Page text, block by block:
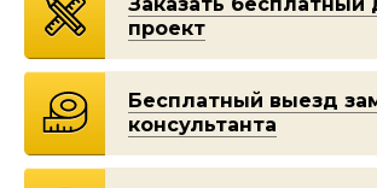
проект
Бесплатный выезд
консультанта